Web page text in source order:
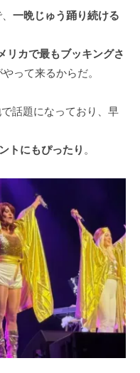
一晩じゅう踊り続ける
カで最もブッキングさ
やって来るからだ。
話題になっており、早
トにもぴったり 。